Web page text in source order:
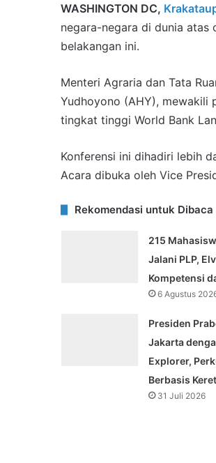
WASHINGTON DC,
negara-negara di dunia atas
belakangan ini.
Menteri Agraria dan Tata
Yudhoyono (AHY), mewakili
tingkat tinggi World Bank
Konferensi ini dihadiri lebih
Acara dibuka oleh Vice
Rekomendasi untuk Dibaca
215
Jalani PLP,
Kompetensi
6 Agustus
Presiden
Jakarta
Explorer,
Berbasis
31 Juli 2026